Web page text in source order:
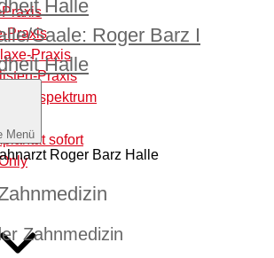
Praxis
Praxis
Praxis
sofort
Saale: Roger Barz I
Halle
Menü
Zahnmedizin